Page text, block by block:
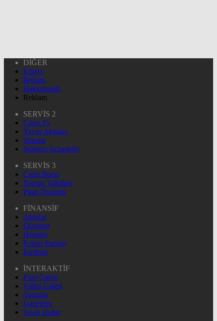
DİĞER
Künye
İletişim
Hakkımızda
Reklam
SERVİS 2
Canlı Tv
Yayın Akışları
Sinema
Nöbetçi Eczaneler
SERVİS 3
Canlı Borsa
Namaz Vakitleri
Puan Durumu
FİNANSİF
Altınlar
Dövizler
Hisseler
Kripto Paralar
Pariteler
İNTERAKTİF
Foto Galeri
Video Galeri
Yazarlar
Gazeteler
Sıcak Haber